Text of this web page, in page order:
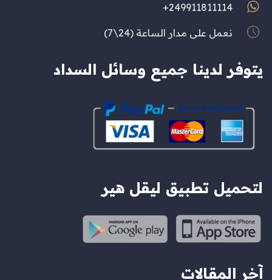
249911811114+
نعمل على مدار الساعة (24\7)
يتوفر لدينا جميع وسائل السداد
لتحميل تطبيق ليقل هير
آخر المقالات